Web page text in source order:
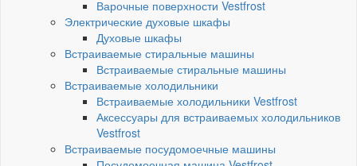
Варочные поверхности Vestfrost
Электрические духовые шкафы
Духовые шкафы
Встраиваемые стиральные машины
Встраиваемые стиральные машины
Встраиваемые холодильники
Встраиваемые холодильники Vestfrost
Аксессуары для встраиваемых холодильников
Vestfrost
Встраиваемые посудомоечные машины